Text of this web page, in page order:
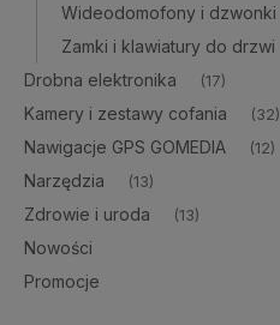
Wideodomofony i dzwonki
Zamki i klawiatury do drzwi
Drobna elektronika (17)
Kamery i zestawy cofania (32)
Nawigacje GPS GOMEDIA (12)
Narzędzia (13)
Zdrowie i uroda (13)
Nowości
Promocje